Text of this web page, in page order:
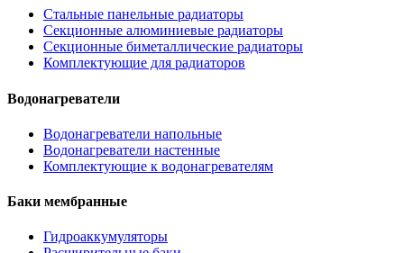
Стальные панельные радиаторы
Секционные алюминиевые радиаторы
Секционные биметаллические радиаторы
Комплектующие для радиаторов
Водонагреватели
Водонагреватели напольные
Водонагреватели настенные
Комплектующие к водонагревателям
Баки мембранные
Гидроаккумуляторы